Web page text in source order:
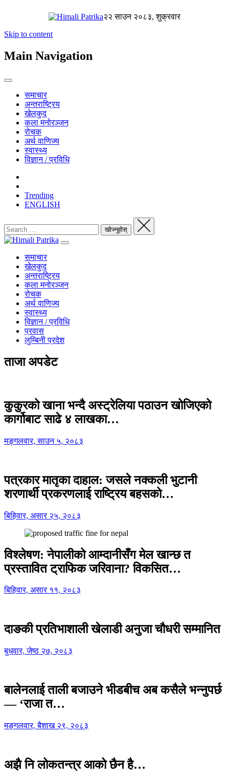
२२ साउन २०८३, शुक्रवार
Skip to content
Main Navigation
समाचार
अन्तराष्ट्रिय
खेलकुद
कला मनोरञ्जन
रोचक
अर्थ वाणिज्य
स्वास्थ्य
विज्ञान / प्रविधि
Trending
ENGLISH
समाचार
खेलकुद
अन्तराष्ट्रिय
कला मनोरञ्जन
रोचक
अर्थ वाणिज्य
स्वास्थ्य
विज्ञान / प्रविधि
प्रवास
लुम्बिनी प्रदेश
ताजा अपडेट
कुकुरको खाना भन्दै अस्ट्रेलिया पठाउन खोजिएको
कार्गोबाट साढे ४ लाखका…
मङ्गलवार, साउन ५, २०८३
पत्रकार मातृका दाहाल: जसले नक्कली भुटानी
शरणार्थी प्रकरणलाई राष्ट्रिय बहसको…
बिहिवार, असार २५, २०८३
विश्लेषण: नेपालीको आम्दानीसँग मेल खान्छ त
प्रस्तावित ट्राफिक जरिवाना? विकसित…
बिहिवार, असार ११, २०८३
दाङकी प्रतिभाशाली खेलाडी अनुजा चौधरी सम्मानित
बुधवार, जेष्ठ २७, २०८३
बालेनलाई ताली बजाउने भीडबीच अब कसैले भन्नुपर्छ
— ‘राजा त…
मङ्गलवार, बैशाख २९, २०८३
अझै नि लोकतन्त्र आको छैन है…